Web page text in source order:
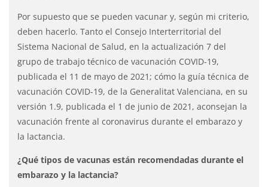
Por supuesto que se pueden vacunar y, según mi criterio,
deben hacerlo. Tanto el Consejo Interterritorial del
Sistema Nacional de Salud, en la actualización 7 del
grupo de trabajo técnico de vacunación COVID-19,
publicada el 11 de mayo de 2021; cómo la guía técnica de
vacunación COVID-19, de la Generalitat Valenciana, en su
versión 1.9, publicada el 1 de junio de 2021, aconsejan la
vacunación frente al coronavirus durante el embarazo y
la lactancia.
¿Qué tipos de vacunas están recomendadas durante el
embarazo y la lactancia?